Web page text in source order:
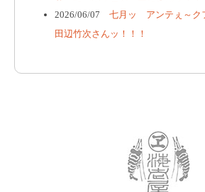
2026/06/07 七月ッ アンテぇ～ク
田辺竹次さんッ！！！